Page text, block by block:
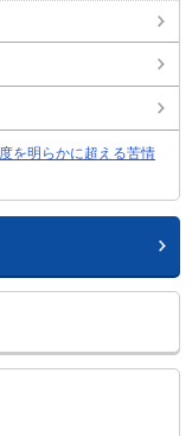
を明らかに超える苦情